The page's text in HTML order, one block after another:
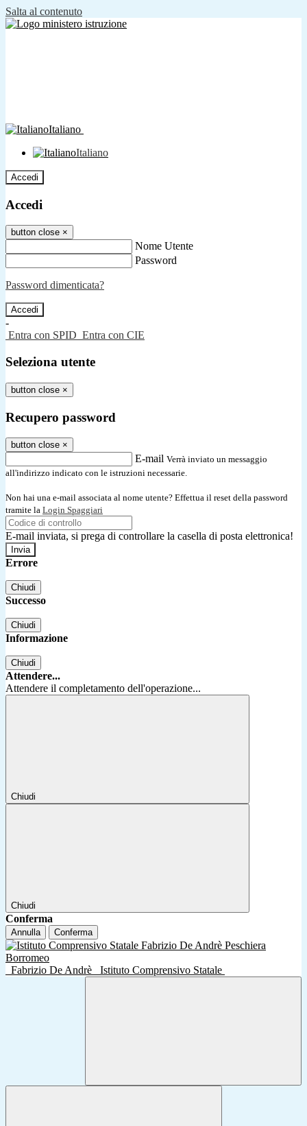
Salta al contenuto
Italiano
Italiano
Accedi
Accedi
button close ×
Nome Utente
Password
Password dimenticata?
-
Entra con SPID Entra con CIE
Seleziona utente
button close ×
Recupero password
button close ×
E-mail Verrà inviato un messaggio
all'indirizzo indicato con le istruzioni necessarie.
Non hai una e-mail associata al nome utente? Effettua il reset della password
tramite la Login Spaggiari
E-mail inviata, si prega di controllare la casella di posta elettronica!
Errore
Chiudi
Successo
Chiudi
Informazione
Chiudi
Attendere...
Attendere il completamento dell'operazione...
Chiudi
Chiudi
Conferma
Annulla Conferma
Fabrizio De Andrè Istituto Comprensivo Statale